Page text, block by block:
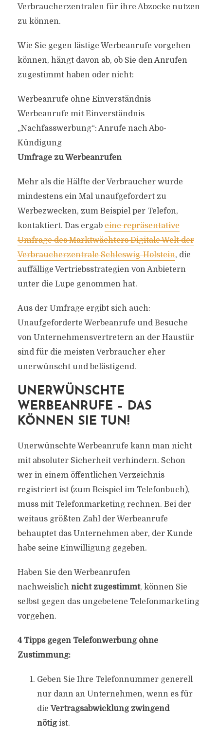
Verbraucherzentralen für ihre Abzocke nutzen
zu können.
Wie Sie gegen lästige Werbeanrufe vorgehen
können, hängt davon ab, ob Sie den Anrufen
zugestimmt haben oder nicht:
Werbeanrufe ohne Einverständnis
Werbeanrufe mit Einverständnis
„Nachfasswerbung“: Anrufe nach Abo-
Kündigung
Umfrage zu Werbeanrufen
Mehr als die Hälfte der Verbraucher wurde
mindestens ein Mal unaufgefordert zu
Werbezwecken, zum Beispiel per Telefon,
kontaktiert. Das ergabeine repräsentative
Umfrage des Marktwächters Digitale Welt der
Verbraucherzentrale Schleswig-Holstein, die
auffällige Vertriebsstrategien von Anbietern
unter die Lupe genommen hat.
Aus der Umfrage ergibt sich auch:
Unaufgeforderte Werbeanrufe und Besuche
von Unternehmensvertretern an der Haustür
sind für die meisten Verbraucher eher
unerwünscht und belästigend.
UNERWÜNSCHTE
WERBEANRUFE – DAS
KÖNNEN SIE TUN!
Unerwünschte Werbeanrufe kann man nicht
mit absoluter Sicherheit verhindern. Schon
wer in einem öffentlichen Verzeichnis
registriert ist (zum Beispiel im Telefonbuch),
muss mit Telefonmarketing rechnen. Bei der
weitaus größten Zahl der Werbeanrufe
behauptet das Unternehmen aber, der Kunde
habe seine Einwilligung gegeben.
Haben Sie den Werbeanrufen
nachweislich nicht zugestimmt, können Sie
selbst gegen das ungebetene Telefonmarketing
vorgehen.
4 Tipps gegen Telefonwerbung ohne
Zustimmung:
Geben Sie Ihre Telefonnummer generell
nur dann an Unternehmen, wenn es für
die Vertragsabwicklung zwingend
nötigist.